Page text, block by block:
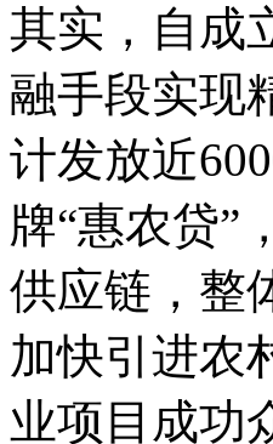
其实，自成
融手段实现
计发放近
牌“惠农贷”
供应链，整
加快引进农
业项目成功